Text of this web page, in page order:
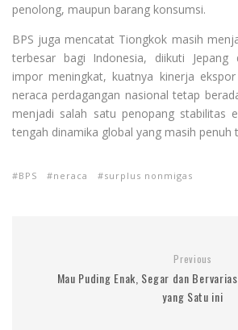
penolong, maupun barang konsumsi.
BPS juga mencatat Tiongkok masih
terbesar bagi Indonesia, diikuti Jepang
impor meningkat, kuatnya kinerja
neraca perdagangan nasional tetap
menjadi salah satu penopang stabilitas
tengah dinamika global yang masih penuh
BPS neraca surplus nonmigas
Previous
Mau Puding Enak, Segar dan
yang Satu ini